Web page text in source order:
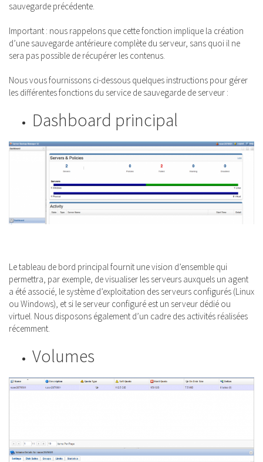
sauvegarde précédente.
Important : nous rappelons que cette fonction implique la création
d’une sauvegarde antérieure complète du serveur, sans quoi il ne
sera pas possible de récupérer les contenus.
Nous vous fournissons ci-dessous quelques instructions pour gérer
les différentes fonctions du service de sauvegarde de serveur :
Dashboard principal
Le tableau de bord principal fournit une vision d’ensemble qui
permettra, par exemple, de visualiser les serveurs auxquels un agent
a été associé, le système d’exploitation des serveurs configurés (Linux
ou Windows), et si le serveur configuré est un serveur dédié ou
virtuel. Nous disposons également d’un cadre des activités réalisées
récemment.
Volumes